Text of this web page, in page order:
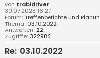
von trabidriver
30.07.2023 16:27
Forum: Treffenberichte und
Thema: 03.10.2022
Antworten: 22
Zugriffe: 322982
Re: 03.10.2022